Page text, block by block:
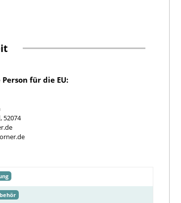
für die EU:
52074